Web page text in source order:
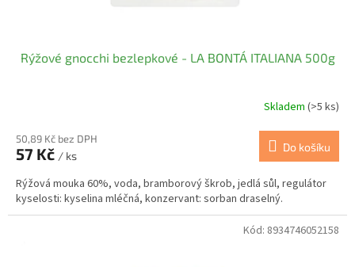
Rýžové gnocchi bezlepkové - LA BONTÁ ITALIANA 500g
Skladem (>5 ks)
50,89 Kč bez DPH
57 Kč / ks
Do košíku
Rýžová mouka 60%, voda, bramborový škrob, jedlá sůl, regulátor
kyselosti: kyselina mléčná, konzervant: sorban draselný.
Kód: 8934746052158